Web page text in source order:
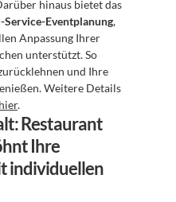
Service-Eventplanung,
unterstützt. So
Weitere Details
hier.
Restaurant
Ihre
individuellen